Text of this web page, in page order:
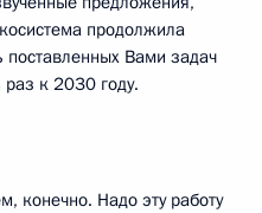
продолжила
Вами задач
к 2030 году.
конечно. Надо эту работу